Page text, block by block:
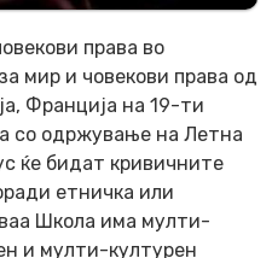
права во
мир и човекови права од
Франција на 19-ти
со одржување на Летна
ќе бидат кривичните
етничка или
Школа има мулти-
и мулти-културен